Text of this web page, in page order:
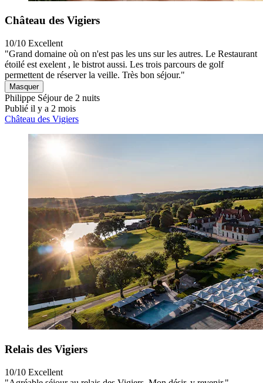
Château des Vigiers
10/10 Excellent
"Grand domaine où on n'est pas les uns sur les autres. Le Restaurant
étoilé est exelent , le bistrot aussi. Les trois parcours de golf
permettent de réserver la veille. Très bon séjour."
Masquer
Philippe Séjour de 2 nuits
Publié il y a 2 mois
Château des Vigiers
Relais des Vigiers
10/10 Excellent